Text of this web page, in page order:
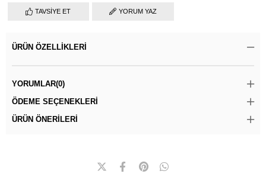
TAVSIYE ET YORUM YAZ
ÜRÜN ÖZELLIKLERI
YORUMLAR(0)
ÖDEME SEÇENEKLERI
ÜRÜN ÖNERILERI